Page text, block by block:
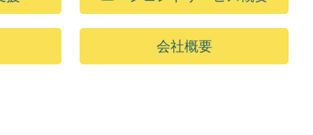
会社概要